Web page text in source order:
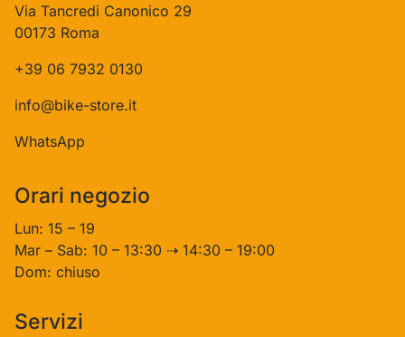
Via Tancredi Canonico 29
00173 Roma
+39 06 7932 0130
info@bike-store.it
WhatsApp
Orari negozio
Lun: 15 – 19
Mar – Sab: 10 – 13:30 ⇢ 14:30 – 19:00
Dom: chiuso
Servizi